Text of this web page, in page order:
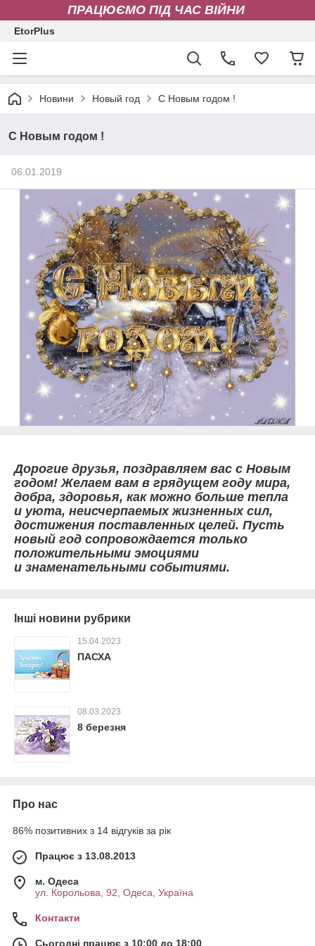
ПРАЦЮЄМО ПІД ЧАС ВІЙНИ
EtorPlus
Новини Новый год С Новым годом !
С Новым годом !
06.01.2019
Дорогие друзья, поздравляем вас с Новым
годом! Желаем вам в грядущем году мира,
добра, здоровья, как можно больше тепла
и уюта, неисчерпаемых жизненных сил,
достижения поставленных целей. Пусть
новый год сопровождается только
положительными эмоциями
и знаменательными событиями.
Інші новини рубрики
15.04.2023
ПАСХА
08.03.2023
8 березня
Про нас
86% позитивних з 14 відгуків за рік
Працює з 13.08.2013
м. Одеса
ул. Корольова, 92, Одеса, Україна
Контакти
Сьогодні працює з 10:00 до 18:00